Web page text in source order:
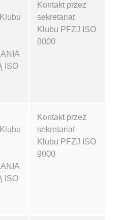
ISO
Kontakt przez
sekretariat
Klubu PFZJ ISO
9000
ISO
Kontakt przez
sekretariat
Klubu PFZJ ISO
9000